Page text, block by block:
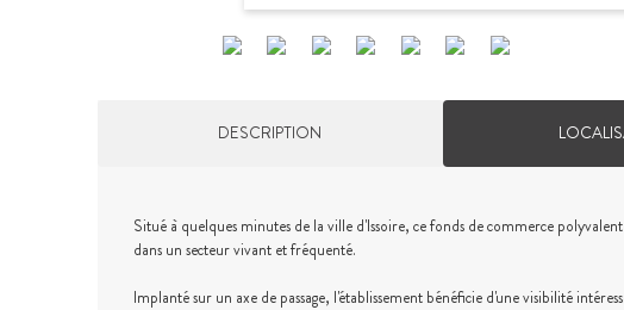
DESCRIPTION
Situé à quelques minutes de la ville d'Issoire, ce fonds de commerce
dans un secteur vivant et fréquenté.
Implanté sur un axe de passage, l'établissement bénéficie d'une visibilité